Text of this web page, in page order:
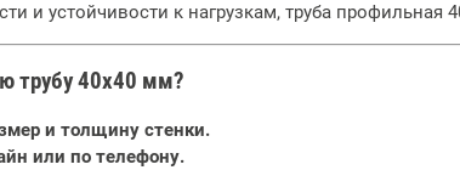
02-19 12:06:21
и устойчивости к нагрузкам, труба
трубу 40х40 мм?
и толщину стенки.
или по телефону.